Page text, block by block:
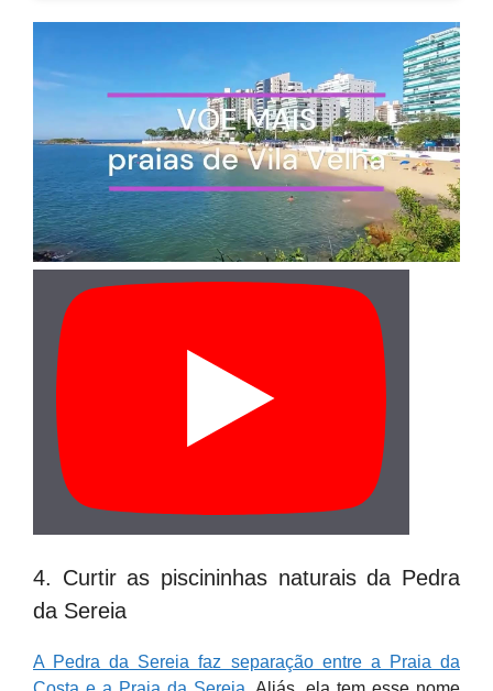
4. Curtir as piscininhas naturais da Pedra
da Sereia
A Pedra da Sereia faz separação entre a Praia da